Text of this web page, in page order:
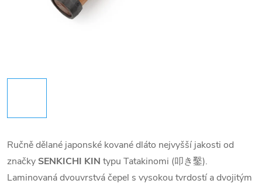
Ručně dělané japonské kované dláto nejvyšší jakosti od
značky SENKICHI KIN typu Tatakinomi (叩き鑿).
Laminovaná dvouvrstvá čepel s vysokou tvrdostí a dvojitým